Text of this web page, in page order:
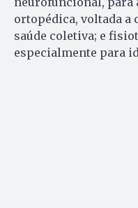
ortopédica, voltada a
saúde coletiva; e
especialmente para